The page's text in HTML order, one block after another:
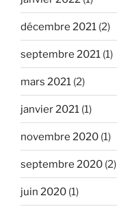
décembre 2021 (2)
septembre 2021 (1)
mars 2021 (2)
janvier 2021 (1)
novembre 2020 (1)
septembre 2020 (2)
juin 2020 (1)